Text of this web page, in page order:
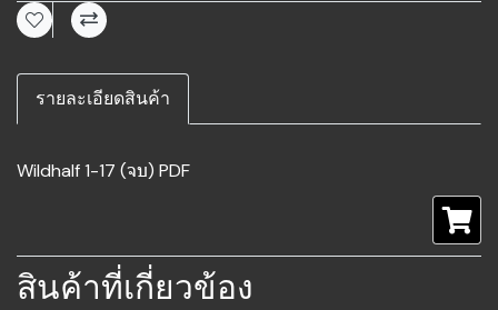
รายละเอียดสินค้า
Wildhalf 1-17 (จบ) PDF
สินค้าที่เกี่ยวข้อง